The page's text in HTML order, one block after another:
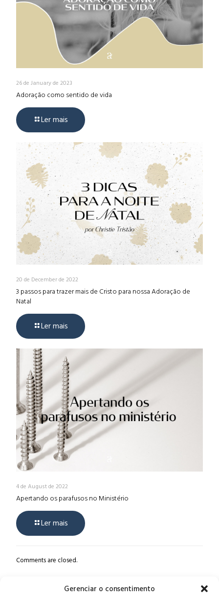
Gerenciar o consentimento
26 de January de 2023
Adoração como sentido de vida
Ler mais
20 de December de 2022
3 passos para trazer mais de Cristo para nossa Adoração de
Natal
Ler mais
4 de August de 2022
Apertando os parafusos no Ministério
Ler mais
Comments are closed.